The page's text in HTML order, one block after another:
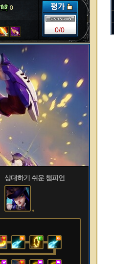
0
0/0
상대하기 쉬운 챔피언